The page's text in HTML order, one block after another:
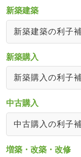
新築建築
新築建築の利子
新築購入
新築購入の利子
中古購入
中古購入の利子
増築・改築・改修